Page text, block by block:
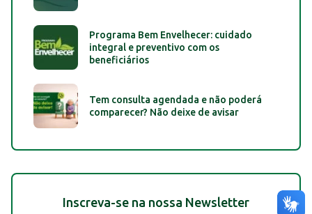
Programa Bem Envelhecer: cuidado
integral e preventivo com os
beneficiários
Tem consulta agendada e não poderá
comparecer? Não deixe de avisar
Inscreva-se na nossa Newsletter